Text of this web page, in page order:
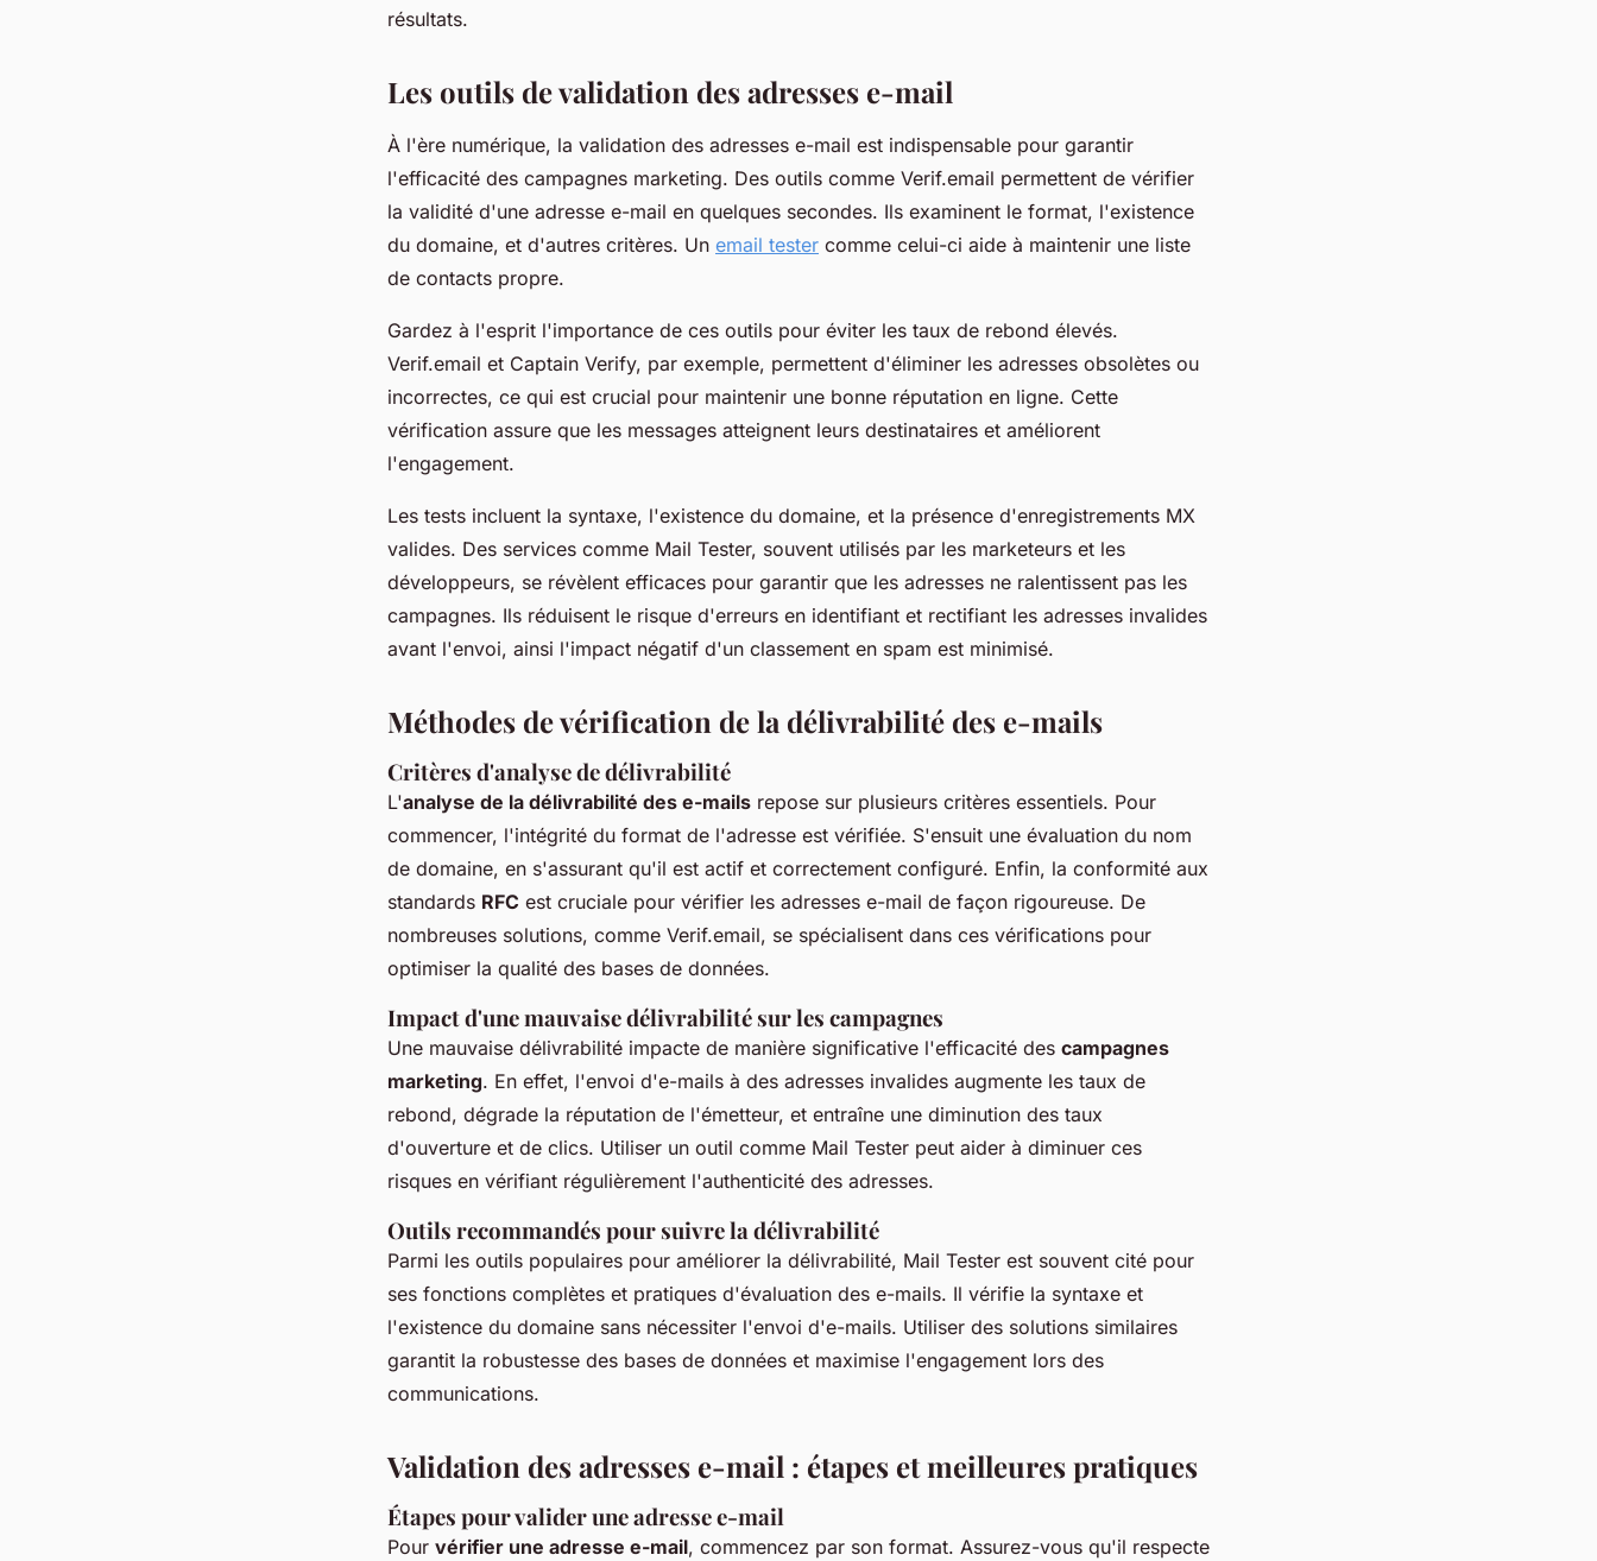
résultats.
Les outils de validation des adresses e-mail
À l'ère numérique, la validation des adresses e-mail est indispensable pour garantir
l'efficacité des campagnes marketing. Des outils comme Verif.email permettent de vérifier
la validité d'une adresse e-mail en quelques secondes. Ils examinent le format, l'existence
du domaine, et d'autres critères. Un email tester comme celui-ci aide à maintenir une liste
de contacts propre.
Gardez à l'esprit l'importance de ces outils pour éviter les taux de rebond élevés.
Verif.email et Captain Verify, par exemple, permettent d'éliminer les adresses obsolètes ou
incorrectes, ce qui est crucial pour maintenir une bonne réputation en ligne. Cette
vérification assure que les messages atteignent leurs destinataires et améliorent
l'engagement.
Les tests incluent la syntaxe, l'existence du domaine, et la présence d'enregistrements MX
valides. Des services comme Mail Tester, souvent utilisés par les marketeurs et les
développeurs, se révèlent efficaces pour garantir que les adresses ne ralentissent pas les
campagnes. Ils réduisent le risque d'erreurs en identifiant et rectifiant les adresses invalides
avant l'envoi, ainsi l'impact négatif d'un classement en spam est minimisé.
Méthodes de vérification de la délivrabilité des e-mails
Critères d'analyse de délivrabilité
L'analyse de la délivrabilité des e-mails repose sur plusieurs critères essentiels. Pour
commencer, l'intégrité du format de l'adresse est vérifiée. S'ensuit une évaluation du nom
de domaine, en s'assurant qu'il est actif et correctement configuré. Enfin, la conformité aux
standards RFC est cruciale pour vérifier les adresses e-mail de façon rigoureuse. De
nombreuses solutions, comme Verif.email, se spécialisent dans ces vérifications pour
optimiser la qualité des bases de données.
Impact d'une mauvaise délivrabilité sur les campagnes
Une mauvaise délivrabilité impacte de manière significative l'efficacité des campagnes
marketing. En effet, l'envoi d'e-mails à des adresses invalides augmente les taux de
rebond, dégrade la réputation de l'émetteur, et entraîne une diminution des taux
d'ouverture et de clics. Utiliser un outil comme Mail Tester peut aider à diminuer ces
risques en vérifiant régulièrement l'authenticité des adresses.
Outils recommandés pour suivre la délivrabilité
Parmi les outils populaires pour améliorer la délivrabilité, Mail Tester est souvent cité pour
ses fonctions complètes et pratiques d'évaluation des e-mails. Il vérifie la syntaxe et
l'existence du domaine sans nécessiter l'envoi d'e-mails. Utiliser des solutions similaires
garantit la robustesse des bases de données et maximise l'engagement lors des
communications.
Validation des adresses e-mail : étapes et meilleures pratiques
Étapes pour valider une adresse e-mail
Pour vérifier une adresse e-mail, commencez par son format. Assurez-vous qu'il respecte